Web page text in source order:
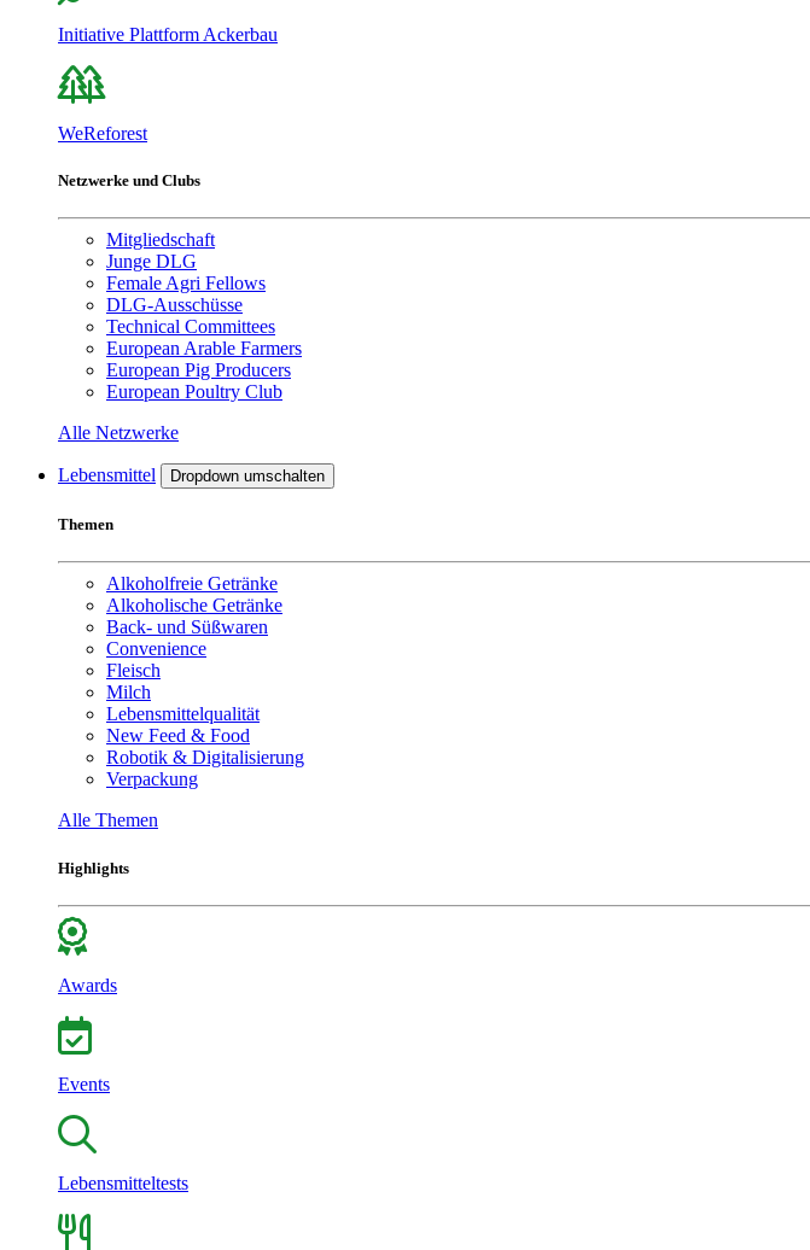
Initiative Plattform Ackerbau
WeReforest
Netzwerke und Clubs
Mitgliedschaft
Junge DLG
Female Agri Fellows
DLG-Ausschüsse
Technical Committees
European Arable Farmers
European Pig Producers
European Poultry Club
Alle Netzwerke
Lebensmittel Dropdown umschalten
Themen
Alkoholfreie Getränke
Alkoholische Getränke
Back- und Süßwaren
Convenience
Fleisch
Milch
Lebensmittelqualität
New Feed & Food
Robotik & Digitalisierung
Verpackung
Alle Themen
Highlights
Awards
Events
Lebensmitteltests